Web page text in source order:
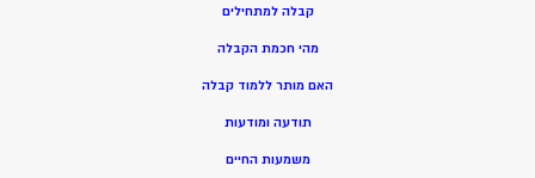
קבלה למתחילים
מהי חכמת הקבלה
האם מותר ללמוד קבלה
תודעה ומודעות
משמעות החיים